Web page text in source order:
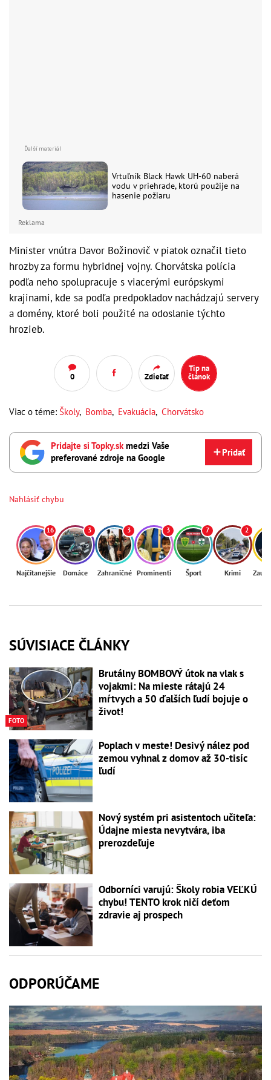
Vrtuľník Black Hawk UH-60 naberá
vodu v priehrade, ktorú použije na
hasenie požiaru
Reklama
Minister vnútra Davor Božinovič v piatok označil tieto
hrozby za formu hybridnej vojny. Chorvátska polícia
podľa neho spolupracuje s viacerými európskymi
krajinami, kde sa podľa predpokladov nachádzajú servery
a domény, ktoré boli použité na odoslanie týchto
hrozieb.
0 Zdieľať
Tip na
článok
Viac o téme: Školy, Bomba, Evakuácia, Chorvátsko
Pridajte si Topky.skmedzi Vaše
preferované zdroje na Google
Pridať
Nahlásiť chybu
16
Najčítanejšie
3
Domáce
3
Zahraničné
3
Prominenti
7
Šport
2
Krimi
SÚVISIACE ČLÁNKY
FOTO
Brutálny BOMBOVÝ útok na vlak s
vojakmi: Na mieste rátajú 24
mŕtvych a 50 ďalších ľudí bojuje o
život!
Poplach v meste! Desivý nález pod
zemou vyhnal z domov až 30-tisíc
ľudí
Nový systém pri asistentoch učiteľa:
Údajne miesta nevytvára, iba
prerozdeľuje
Odborníci varujú: Školy robia VEĽKÚ
chybu! TENTO krok ničí deťom
zdravie aj prospech
ODPORÚČAME